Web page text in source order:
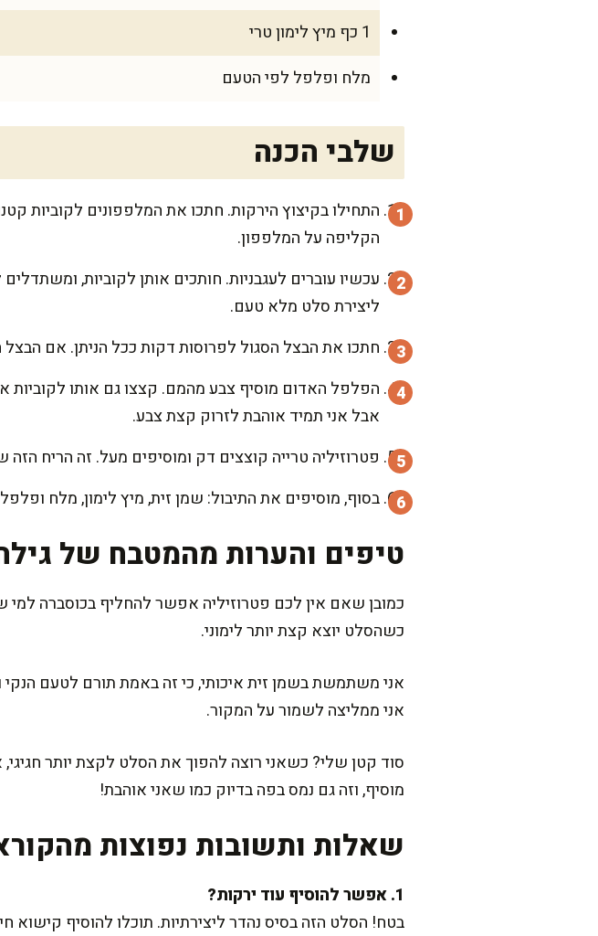
1 כף מיץ לימון טרי
מלח ופלפל לפי הטעם
שלבי הכנה
התחילו בקיצוץ הירקות. חתכו את המלפפונים לקוביות
הקליפה על המלפפון.
עכשיו עוברים לעגבניות. חותכים אותן לקוביות,
ליצירת סלט מלא טעם.
חתכו את הבצל הסגול לפרוסות דקות ככל הניתן. אם
הפלפל האדום מוסיף צבע מהמם. קצצו גם אותו לקוביות
אבל אני תמיד אוהבת לזרוק קצת צבע.
פטרוזיליה טרייה קוצצים דק ומוסיפים מעל. זה הריח
בסוף, מוסיפים את התיבול: שמן זית, מיץ לימון, מלח
טיפים והערות מהמטבח של
כמובן שאם אין לכם פטרוזיליה אפשר להחליף בכוסברה למי
כשהסלט יוצא קצת יותר לימוני.
אני משתמשת בשמן זית איכותי, כי זה באמת תורם לטעם הנקי
אני ממליצה לשמור על המקור.
סוד קטן שלי? כשאני רוצה להפוך את הסלט לקצת יותר
מוסיף, וזה גם נמס בפה בדיוק כמו שאני אוהבת!
שאלות ותשובות נפוצות
1. אפשר להוסיף עוד ירקות?
בטח! הסלט הזה בסיס נהדר ליצירתיות. תוכלו להוסיף קישוא